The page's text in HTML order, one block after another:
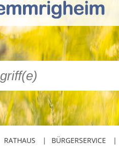
RATHAUS BÜRGERSERVICE